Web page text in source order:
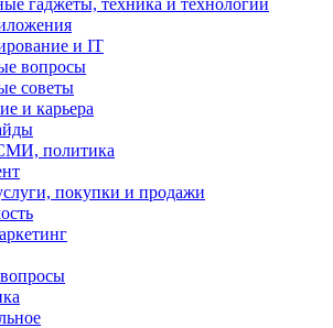
и IT
вопросы
советы
и карьера
политика
покупки и продажи